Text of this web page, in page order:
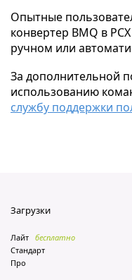
Опытные
конвертер BMQ в
ручном или
За дополнительной
использованию
службу поддержки
Загрузки
Лайт бесплатно
Стандарт
Про